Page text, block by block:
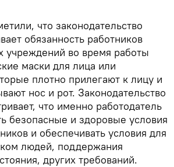
что законодательство
обязанность работников
учреждений во время работы
маски для лица или
плотно прилегают к лицу и
нос и рот. Законодательство
что именно работодатель
безопасные и здоровые условия
и обеспечивать условия для
людей, поддержания
других требований.